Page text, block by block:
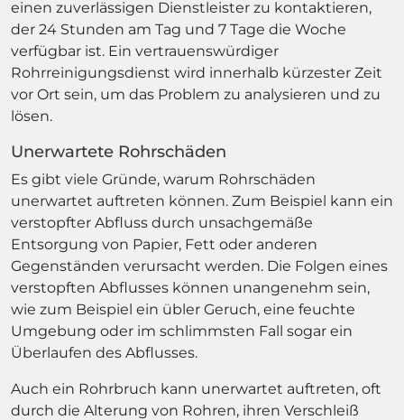
einen zuverlässigen Dienstleister zu kontaktieren,
der 24 Stunden am Tag und 7 Tage die Woche
verfügbar ist. Ein vertrauenswürdiger
Rohrreinigungsdienst wird innerhalb kürzester Zeit
vor Ort sein, um das Problem zu analysieren und zu
lösen.
Unerwartete Rohrschäden
Es gibt viele Gründe, warum Rohrschäden
unerwartet auftreten können. Zum Beispiel kann ein
verstopfter Abfluss durch unsachgemäße
Entsorgung von Papier, Fett oder anderen
Gegenständen verursacht werden. Die Folgen eines
verstopften Abflusses können unangenehm sein,
wie zum Beispiel ein übler Geruch, eine feuchte
Umgebung oder im schlimmsten Fall sogar ein
Überlaufen des Abflusses.
Auch ein Rohrbruch kann unerwartet auftreten, oft
durch die Alterung von Rohren, ihren Verschleiß